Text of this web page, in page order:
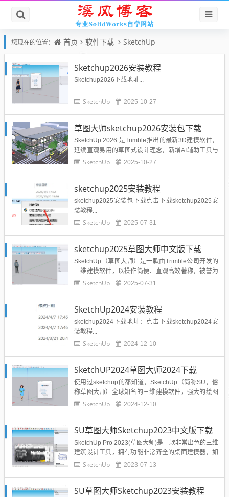
您现在的位置： 首页 软件下载 SketchUp
Sketchup2026安装教程
Sketchup2026下载地址...
SketchUp 2025-10-27
草图大师sketchup2026安装包下载
SketchUp 2026 是Trimble推出的最新3D建模软件，
延续直观易用的草图式设计理念，新增AI辅助工具与
实时渲染优化，支持更高效的建筑、室内及景观设计
2026下载地址下载地址1（网盘提取...
SketchUp 2025-10-27
sketchup2025安装教程
sketchup2025安装包下载点击下载sketchup2025安
装教程...
SketchUp 2025-07-31
sketchup2025草图大师中文版下载
SketchUp（草图大师）是一款由Trimble公司开发的
三维建模软件，以操作简便、直观高效著称，被誉为
设计领域的“电子铅笔”。它支持快速创建建筑、景
等功能，并可导出多种格式（如DWG、3DS）与其他
设计...
SketchUp 2025-07-31
SketchUp2024安装教程
sketchup2024下载地址：点击下载sketchup2024安
装教程...
SketchUp 2024-12-10
SketchUP2024草图大师2024下载
使用过sketchup的都知道，SketchUp（简称SU，俗
称草图大师）全球知名的三维建模软件，强大的绘图
工具、建模渲染、扩展插件和渲染器模板、海量3D模
装包，下载测试使用，资源取自网络，如有侵...
SketchUp 2024-12-10
SU草图大师Sketchup2023中文版下载
SketchUp Pro 2023(草图大师)是一款非常出色的三维
建筑设计工具，拥有功能非常齐全的桌面建模器，如
程式、图表、集中、设计发展、细节、文件等等，让
p 都非常有用。该软件用于平面建模，是...
SketchUp 2023-07-13
SU草图大师Sketchup2023安装教程